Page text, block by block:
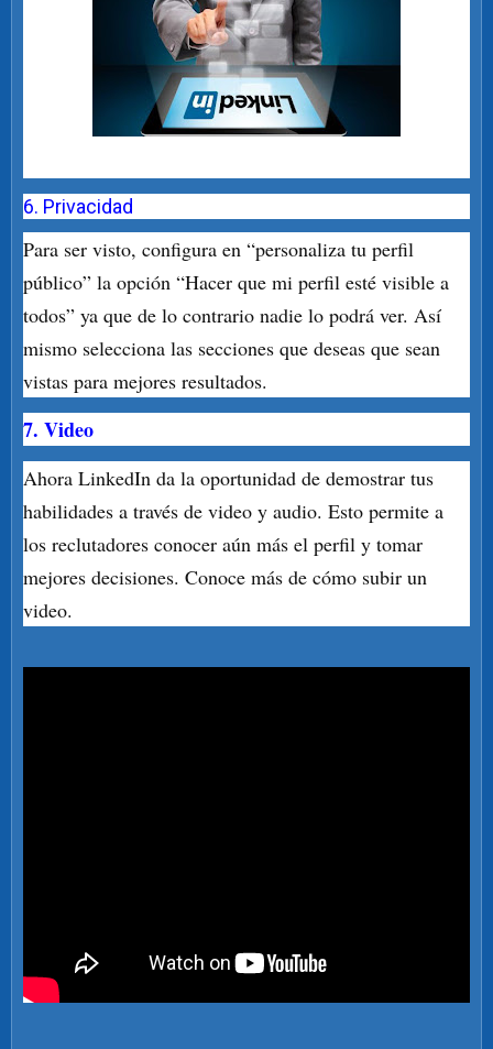
6. Privacidad
Para ser visto, configura en “personaliza tu perfil
público” la opción “Hacer que mi perfil esté visible a
todos” ya que de lo contrario nadie lo podrá ver. Así
mismo selecciona las secciones que deseas que sean
vistas para mejores resultados.
7. Video
Ahora LinkedIn da la oportunidad de demostrar tus
habilidades a través de video y audio. Esto permite a
los reclutadores conocer aún más el perfil y tomar
mejores decisiones. Conoce más de cómo subir un
video.